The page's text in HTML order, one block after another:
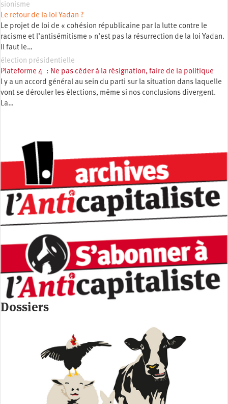
sionisme
Le retour de la loi Yadan ?
Le projet de loi de « cohésion républicaine par la lutte contre le
racisme et l’antisémitisme » n’est pas la résurrection de la loi Yadan.
Il faut le…
élection présidentielle
Plateforme 4 : Ne pas céder à la résignation, faire de la politique
l y a un accord général au sein du parti sur la situation dans laquelle
vont se dérouler les élections, même si nos conclusions divergent.
La…
Dossiers